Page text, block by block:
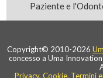
Paziente e
Copyright© 2010-2026
concesso a Uma
Privacy, Cookie, Termini